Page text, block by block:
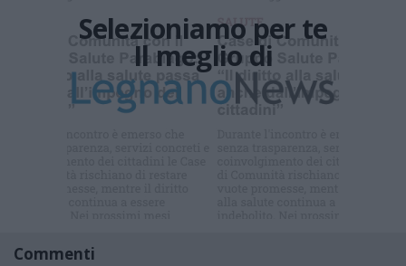
Selezioniamo per te
Il meglio di
Commenti